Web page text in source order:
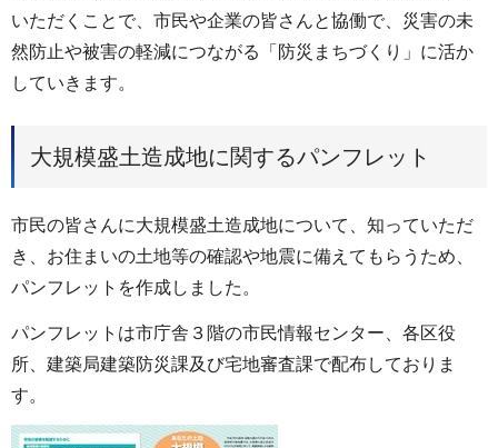
いただくことで、市民や企業の皆さんと協働で、災害の未
然防止や被害の軽減につながる「防災まちづくり」に活か
していきます。
大規模盛土造成地に関するパンフレット
市民の皆さんに大規模盛土造成地について、知っていただ
き、お住まいの土地等の確認や地震に備えてもらうため、
パンフレットを作成しました。
パンフレットは市庁舎３階の市民情報センター、各区役
所、建築局建築防災課及び宅地審査課で配布しておりま
す。